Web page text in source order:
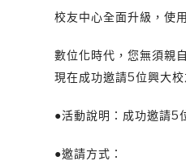
校友中心全面升級，使
數位化時代，您無須親
現在成功邀請5位興大
●活動說明：成功邀請5
●邀請方式：